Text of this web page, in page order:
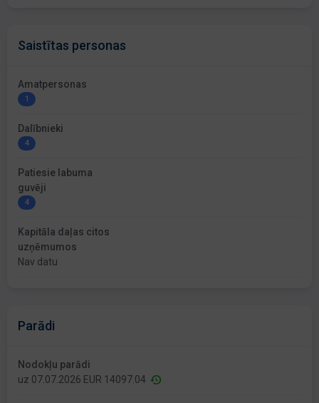
Saistītas personas
Amatpersonas
1
Dalībnieki
4
Patiesie labuma
guvēji
4
Kapitāla daļas citos
uzņēmumos
Nav datu
Parādi
Nodokļu parādi
uz 07.07.2026 EUR 14097.04